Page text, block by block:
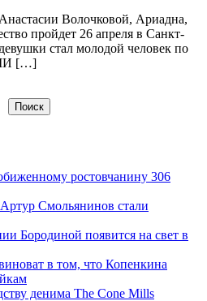
Волочковой, Ариадна,
пройдет 26 апреля в Санкт-
стал молодой человек по
[…]
Поиск
ростовчанину 306
Смольянинов стали
Бородиной появится на свет в
в том, что Копенкина
денима The Cone Mills